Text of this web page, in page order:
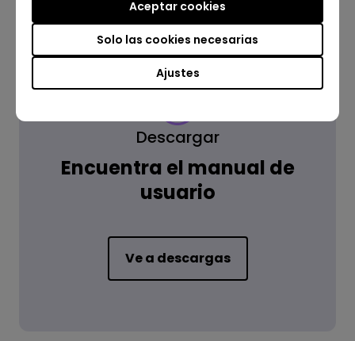
Ajustes
Solo las cookies necesarias
Aceptar cookies
Descargar
Encuentra el manual de
usuario
Ve a descargas